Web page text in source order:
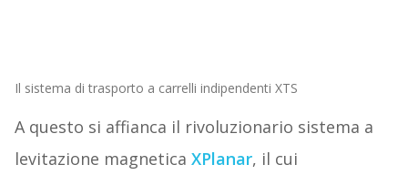
Il sistema di trasporto a carrelli indipendenti XTS
A questo si affianca il rivoluzionario sistema a
levitazione magnetica XPlanar, il cui